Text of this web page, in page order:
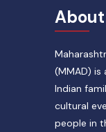
(MMAD) is
Indian
cultural
people in